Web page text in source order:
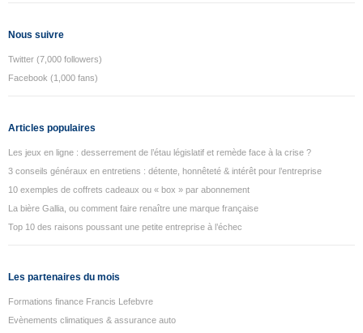
Nous suivre
Twitter (7,000 followers)
Facebook (1,000 fans)
Articles populaires
Les jeux en ligne : desserrement de l’étau législatif et remède face à la crise ?
3 conseils généraux en entretiens : détente, honnêteté & intérêt pour l’entreprise
10 exemples de coffrets cadeaux ou « box » par abonnement
La bière Gallia, ou comment faire renaître une marque française
Top 10 des raisons poussant une petite entreprise à l’échec
Les partenaires du mois
Formations finance Francis Lefebvre
Evènements climatiques & assurance auto